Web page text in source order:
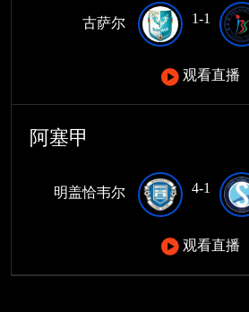
古萨尔 1-1
观看直播
阿塞甲
明盖恰韦尔 4-1
观看直播